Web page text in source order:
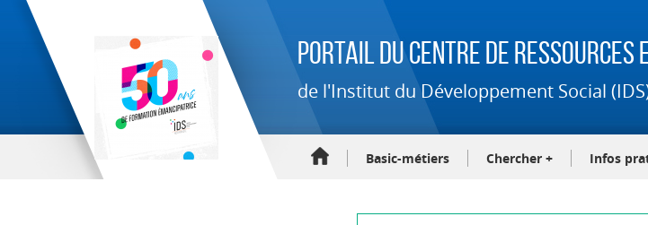
Portail du Centre de Ressources
de l'Institut du Développement Social
Basic-métiers Chercher + Infos